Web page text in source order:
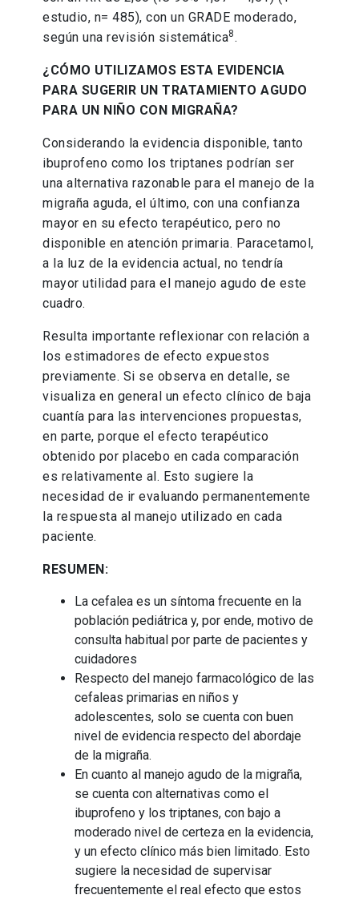
estudio, n= 485), con un GRADE moderado,
según una revisión sistemática8.
¿CÓMO UTILIZAMOS ESTA EVIDENCIA
PARA SUGERIR UN TRATAMIENTO AGUDO
PARA UN NIÑO CON MIGRAÑA?
Considerando la evidencia disponible, tanto
ibuprofeno como los triptanes podrían ser
una alternativa razonable para el manejo de la
migraña aguda, el último, con una confianza
mayor en su efecto terapéutico, pero no
disponible en atención primaria. Paracetamol,
a la luz de la evidencia actual, no tendría
mayor utilidad para el manejo agudo de este
cuadro.
Resulta importante reflexionar con relación a
los estimadores de efecto expuestos
previamente. Si se observa en detalle, se
visualiza en general un efecto clínico de baja
cuantía para las intervenciones propuestas,
en parte, porque el efecto terapéutico
obtenido por placebo en cada comparación
es relativamente al. Esto sugiere la
necesidad de ir evaluando permanentemente
la respuesta al manejo utilizado en cada
paciente.
RESUMEN:
La cefalea es un síntoma frecuente en la
población pediátrica y, por ende, motivo de
consulta habitual por parte de pacientes y
cuidadores
Respecto del manejo farmacológico de las
cefaleas primarias en niños y
adolescentes, solo se cuenta con buen
nivel de evidencia respecto del abordaje
de la migraña.
En cuanto al manejo agudo de la migraña,
se cuenta con alternativas como el
ibuprofeno y los triptanes, con bajo a
moderado nivel de certeza en la evidencia,
y un efecto clínico más bien limitado. Esto
sugiere la necesidad de supervisar
frecuentemente el real efecto que estos